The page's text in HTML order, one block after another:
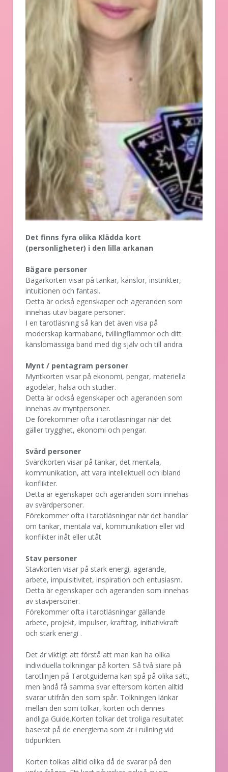
Det finns fyra olika Klädda kort
(personligheter) i den lilla arkanan
Bägare personer
Bägarkorten visar på tankar, känslor, instinkter,
intuitionen och fantasi.
Detta är också egenskaper och ageranden som
innehas utav bägare personer.
I en tarotläsning så kan det även visa på
moderskap karmaband, tvillingflammor och ditt
känslomässiga band med dig själv och till andra.
Mynt / pentagram personer
Myntkorten visar på ekonomi, pengar, materiella
ägodelar, hälsa och studier.
Detta är också egenskaper och ageranden som
innehas av myntpersoner.
De förekommer ofta i tarotläsningar när det
gäller trygghet, ekonomi och pengar.
Svärd personer
Svärdkorten visar på tankar, det mentala,
kommunikation, att vara intellektuell och ibland
konflikter.
Detta är egenskaper och ageranden som innehas
av svärdpersoner.
Förekommer ofta i tarotläsningar när det handlar
om tankar, mentala val, kommunikation eller vid
konflikter inåt eller utåt
Stav personer
Stavkorten visar på stark energi, agerande,
arbete, impulsitivitet, inspiration och entusiasm.
Detta är egenskaper och ageranden som innehas
av stavpersoner.
Förekommer ofta i tarotläsningar gällande
arbete, projekt, impulser, krafttag, initiativkraft
och stark energi .
Det är viktigt att förstå att man kan ha olika
individuella tolkningar på korten. Så två siare på
tarotlinjen på Tarotguiderna kan spå på olika sätt,
men ändå få samma svar eftersom korten alltid
svarar utifrån den som spår. Tolkningen länkar
mellan den som tolkar, korten och dennes
andliga Guide.Korten tolkar det troliga resultatet
baserat på de energierna som är i rullning vid
tidpunkten.
Korten tolkas alltid olika då de svarar på den